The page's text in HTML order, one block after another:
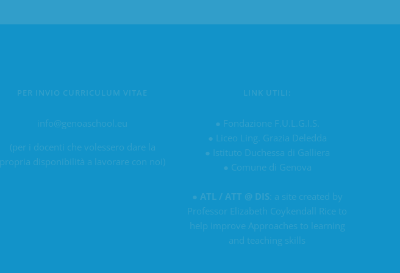
PER INVIO CURRICULUM VITAE
info@genoaschool.eu
(per i docenti che volessero dare la
propria disponibilità a lavorare con noi)
LINK UTILI:
● Fondazione F.U.L.G.I.S.
●
Liceo Ling. Grazia Deledda
● Istituto Duchessa di Galliera
● Comune di Genova
● ATL / ATT @ DIS : a site created by
Professor Elizabeth Coykendall Rice to
help improve Approaches to learning
and teaching skills